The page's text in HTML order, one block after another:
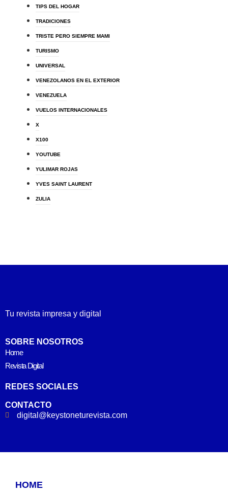
TIPS DEL HOGAR
TRADICIONES
TRISTE PERO SIEMPRE MAMI
TURISMO
UNIVERSAL
VENEZOLANOS EN EL EXTERIOR
VENEZUELA
VUELOS INTERNACIONALES
X
X100
YOUTUBE
YULIMAR ROJAS
YVES SAINT LAURENT
ZULIA
Tu revista impresa y digital
SOBRE NOSOTROS
Home
Revista Digital
REDES SOCIALES
CONTACTO
digital@keystoneturevista.com
HOME